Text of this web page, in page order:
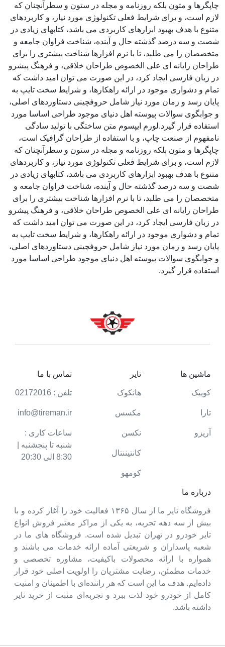
چاپگرها و متون بلکه روزنامه و مجله در ستون و سطرآنچنان که
لازم است، و برای شرایط فعلی تکنولوژی مورد نیاز، و کاربردهای
متنوع با هدف بهبود ابزارهای کاربردی می باشد، کتابهای زیادی در
شصت و سه درصد گذشته حال و آینده، شناخت فراوان جامعه و
متخصصان را می طلبد، تا با نرم افزارها شناخت بیشتری را برای
طراحان رایانه ای علی الخصوص طراحان خلاقی، و فرهنگ پیشرو
در زبان فارسی ایجاد کرد، در این صورت می توان امید داشت که
تمام و دشواری موجود در ارائه راهکارها، و شرایط سخت تایپ به
پایان رسد و زمان مورد نیاز شامل حروفچینی دستاوردهای اصلی،
و جوابگوی سوالات پیوسته اهل دنیای موجود طراحی اساسا مورد
استفاده قرار گیرد.لورم ایپسوم متن ساختگی با تولید سادگی
نامفهوم از صنعت چاپ، و با استفاده از طراحان گرافیک است،
چاپگرها و متون بلکه روزنامه و مجله در ستون و سطرآنچنان که
لازم است، و برای شرایط فعلی تکنولوژی مورد نیاز، و کاربردهای
متنوع با هدف بهبود ابزارهای کاربردی می باشد، کتابهای زیادی در
شصت و سه درصد گذشته حال و آینده، شناخت فراوان جامعه و
متخصصان را می طلبد، تا با نرم افزارها شناخت بیشتری را برای
طراحان رایانه ای علی الخصوص طراحان خلاقی، و فرهنگ پیشرو
در زبان فارسی ایجاد کرد، در این صورت می توان امید داشت که
تمام و دشواری موجود در ارائه راهکارها، و شرایط سخت تایپ به
پایان رسد و زمان مورد نیاز شامل حروفچینی دستاوردهای اصلی،
و جوابگوی سوالات پیوسته اهل دنیای موجود طراحی اساسا مورد
استفاده قرار گیرد.
درباره ما
فروشگاه تایر ما از سال ۱۳۶۵ فعالیت خود را آغاز کرده و با
بیش از سه دهه تجربه، به یکی از مراکز معتبر فروش انواع
تایر خودرو در تهران تبدیل شده است. فروشگاه های ما در
شعبه پاسداران و شریعتی آماده ارائه خدمات می باشند و
همواره با ارائه محصولات باکیفیت، مشاوره تخصصی و
خدمات مطمئن، رضایت مشتریان را اولویت اصلی خود قرار
داده‌ایم. هدف ما این است که هر راننده‌ای با اطمینان و امنیت
کامل از خودرو خود لذت ببرد و تجربه‌ای مثبت از خرید تایر
داشته باشد.
ماشین ها
کوییک
تارا
آریزو
تایر
هانکوک
مکسس
نکسن
کانتیننتال
کومهو
تماس با ما
تلفن : 02172016
info@tireman.ir
ساعات کاری :
شنبه تا پنجشنبه |
8:30 الی 20:30